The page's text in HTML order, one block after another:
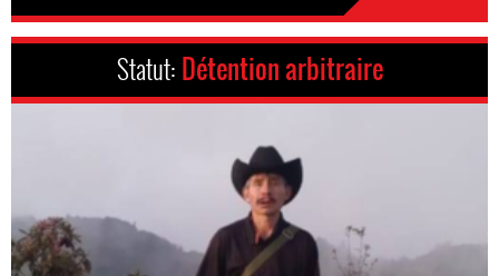
Statut: Détention arbitraire